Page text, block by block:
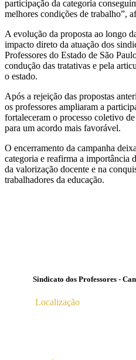
participação da categoria
melhores condições de trabalho”,
A evolução da proposta ao longo
impacto direto da atuação dos
Professores do Estado de São
condução das tratativas e pela
o estado.
Após a rejeição das propostas
os professores ampliaram a
fortaleceram o processo coletivo
para um acordo mais favorável.
O encerramento da campanha
categoria e reafirma a importância
da valorização docente e na
trabalhadores da educação.
Sindicato dos Professores -
Localização